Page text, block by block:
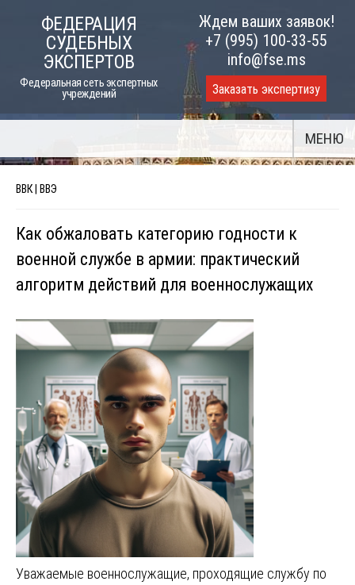
ФЕДЕРАЦИЯ
СУДЕБНЫХ
ЭКСПЕРТОВ
Федеральная сеть экспертных
учреждений
Ждем ваших заявок!
+7 (995) 100-33-55
info@fse.ms
Заказать экспертизу
МЕНЮ
ВВК | ВВЭ
Как обжаловать категорию годности к
военной службе в армии: практический
алгоритм действий для военнослужащих
Уважаемые военнослужащие, проходящие службу по